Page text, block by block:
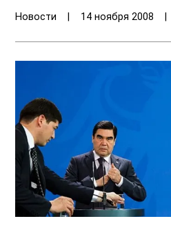
Новости 14 ноября 2008